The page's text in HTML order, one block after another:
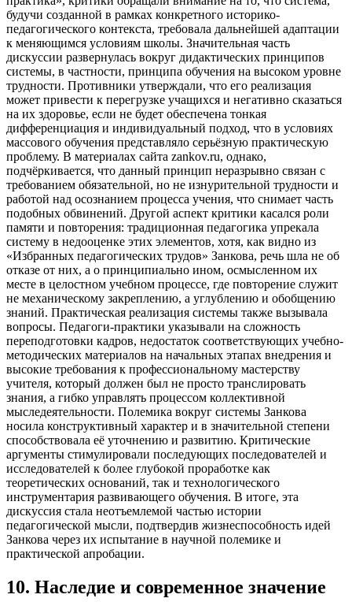
будучи созданной в рамках конкретного историко-
педагогического контекста, требовала дальнейшей адаптации
к меняющимся условиям школы. Значительная часть
дискуссии развернулась вокруг дидактических принципов
системы, в частности, принципа обучения на высоком уровне
трудности. Противники утверждали, что его реализация
может привести к перегрузке учащихся и негативно сказаться
на их здоровье, если не будет обеспечена тонкая
дифференциация и индивидуальный подход, что в условиях
массового обучения представляло серьёзную практическую
проблему. В материалах сайта zankov.ru, однако,
подчёркивается, что данный принцип неразрывно связан с
требованием обязательной, но не изнурительной трудности и
работой над осознанием процесса учения, что снимает часть
подобных обвинений. Другой аспект критики касался роли
памяти и повторения: традиционная педагогика упрекала
систему в недооценке этих элементов, хотя, как видно из
«Избранных педагогических трудов» Занкова, речь шла не об
отказе от них, а о принципиально ином, осмысленном их
месте в целостном учебном процессе, где повторение служит
не механическому закреплению, а углублению и обобщению
знаний. Практическая реализация системы также вызывала
вопросы. Педагоги-практики указывали на сложность
переподготовки кадров, недостаток соответствующих учебно-
методических материалов на начальных этапах внедрения и
высокие требования к профессиональному мастерству
учителя, который должен был не просто транслировать
знания, а гибко управлять процессом коллективной
мыследеятельности. Полемика вокруг системы Занкова
носила конструктивный характер и в значительной степени
способствовала её уточнению и развитию. Критические
аргументы стимулировали последующих последователей и
исследователей к более глубокой проработке как
теоретических оснований, так и технологического
инструментария развивающего обучения. В итоге, эта
дискуссия стала неотъемлемой частью истории
педагогической мысли, подтвердив жизнеспособность идей
Занкова через их испытание в научной полемике и
практической апробации.
10. Наследие и современное значение